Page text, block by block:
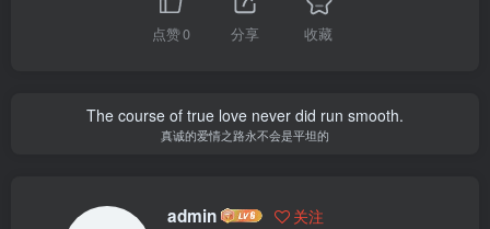
点赞0 分享 收藏
The course of true love never did run smooth.
真诚的爱情之路永不会是平坦的
admin 关注